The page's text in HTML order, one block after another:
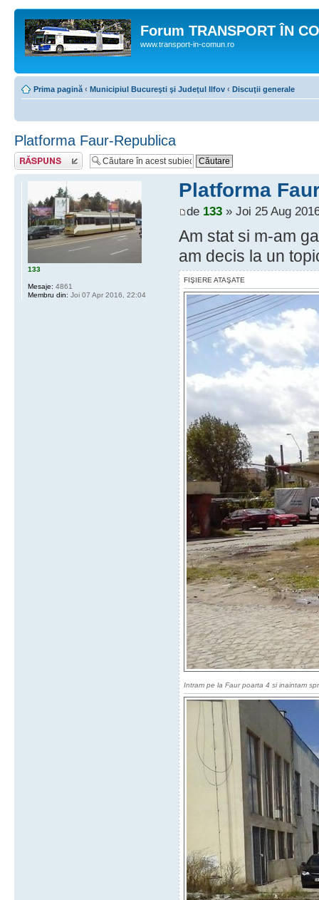
Forum TRANSPORT ÎN
www.transport-in-comun.ro
Prima pagină ‹ Municipiul Bucureşti şi Judeţul Ilfov ‹ Discuţii generale
Platforma Faur-Republica
Răspunde
Platforma
de 133» Joi 25 Aug
Am stat si m-am
am decis la un
FIŞIERE ATAŞATE
Intram pe la Faur poarta 4 si inaintam
133
Mesaje: 4861
Membru din: Joi 07 Apr 2016, 22:04